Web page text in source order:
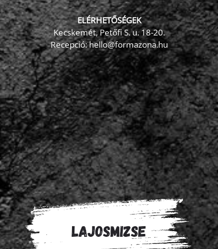
ELÉRHETŐSÉGEK
Kecskemét, Petőfi S. u. 18-20.
Recepció: hello@formazona.hu